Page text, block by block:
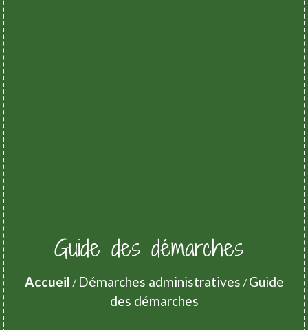
Guide des démarches
Accueil / Démarches administratives / Guide
des démarches